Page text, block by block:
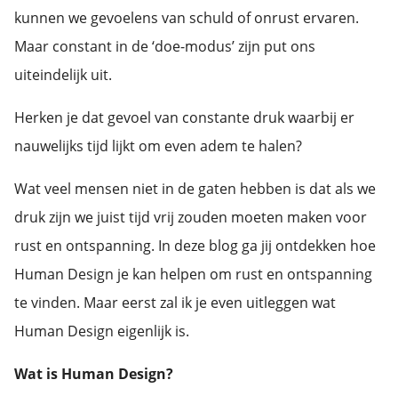
kunnen we gevoelens van schuld of onrust ervaren.
Maar constant in de ‘doe-modus’ zijn put ons
uiteindelijk uit.
Herken je dat gevoel van constante druk waarbij er
nauwelijks tijd lijkt om even adem te halen?
Wat veel mensen niet in de gaten hebben is dat als we
druk zijn we juist tijd vrij zouden moeten maken voor
rust en ontspanning. In deze blog ga jij ontdekken hoe
Human Design je kan helpen om rust en ontspanning
te vinden. Maar eerst zal ik je even uitleggen wat
Human Design eigenlijk is.
Wat is Human Design?